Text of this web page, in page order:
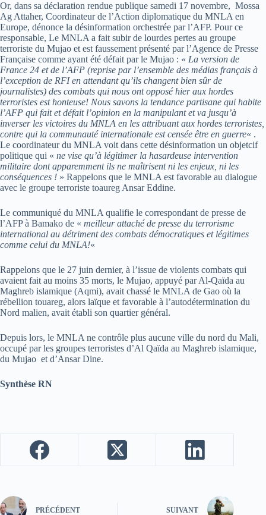
Or, dans sa déclaration rendue publique samedi 17 novembre, Mossa
Ag Attaher, Coordinateur de l’Action diplomatique du MNLA en
Europe, dénonce la désinformation orchestrée par l’AFP. Pour ce
responsable, Le MNLA a fait subir de lourdes pertes au groupe
terroriste du Mujao et est faussement présenté par l’Agence de Presse
Française comme ayant été défait par le Mujao : « La version de
France 24 et de l’AFP (reprise par l’ensemble des médias français à
l’exception de RFI en attendant qu’ils changent bien sûr de
journalistes) des combats qui nous ont opposé hier aux hordes
terroristes est honteuse! Nous savons la tendance partisane qui habite
l’AFP qui fait et défait l’opinion en la manipulant et va jusqu’à
inverser les victoires du MNLA en les attribuant aux hordes terroristes,
contre qui la communauté internationale est censée être en guerre« .
Le coordinateur du MNLA voit dans cette désinformation un objetcif
politique qui « ne vise qu’à légitimer la hasardeuse intervention
militaire dont apparemment ils ne maîtrisent ni les enjeux, ni les
conséquences ! » Rappelons que le MNLA est favorable au dialogue
avec le groupe terroriste toaureg Ansar Eddine.
Le communiqué du MNLA qualifie le correspondant de presse de
l’AFP à Bamako de « meilleur attaché de presse du terrorisme
international au détriment des combats démocratiques et légitimes
comme celui du MNLA!«
Rappelons que le 27 juin dernier, à l’issue de violents combats qui
avaient fait au moins 35 morts, le Mujao, appuyé par Al-Qaïda au
Maghreb islamique (Aqmi), avait chassé le MNLA de Gao où la
rébellion touareg, alors laïque et favorable à l’autodétermination du
Nord malien, avait établi son quartier général.
Depuis lors, le MNLA ne contrôle plus aucune ville du nord du Mali,
occupé par les groupes terroristes d’Al Qaïda au Maghreb islamique,
du Mujao et d’Ansar Dine.
Synthèse RN
PRÉCÉDENT SUIVANT